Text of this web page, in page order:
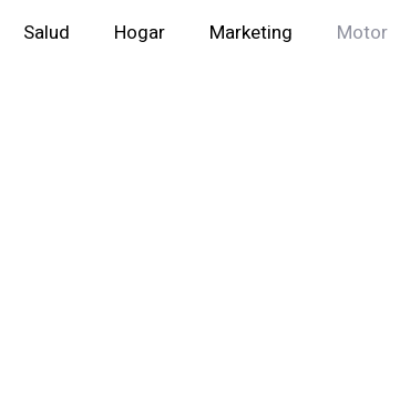
Salud Hogar Marketing Motor